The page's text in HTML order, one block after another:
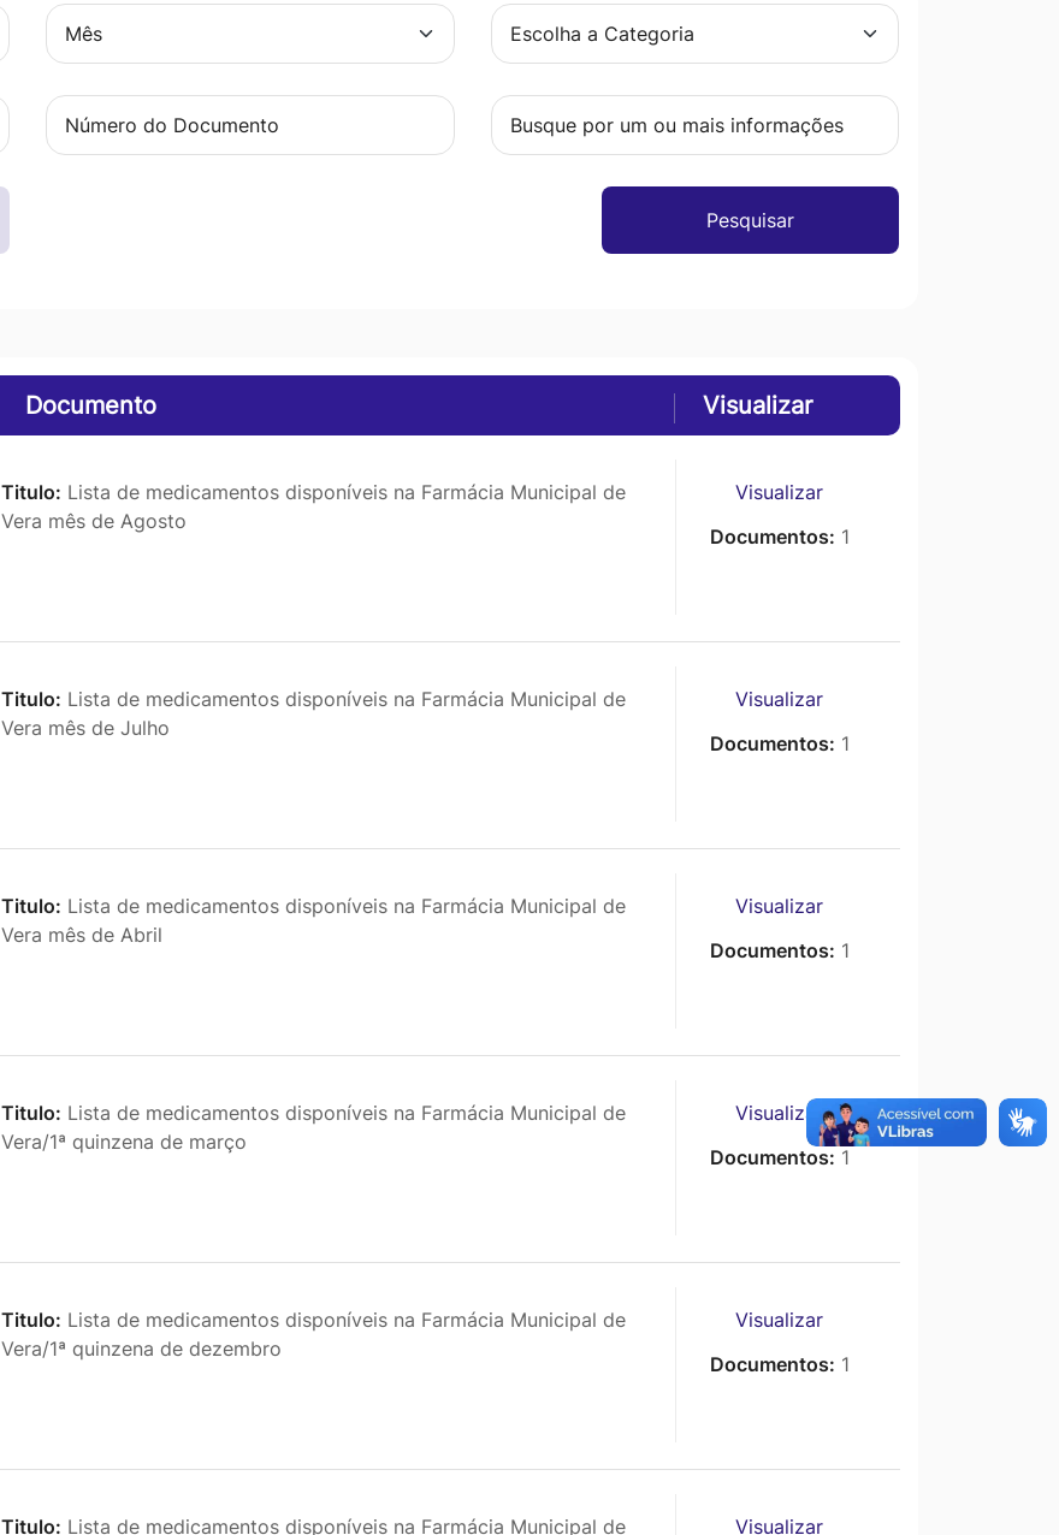
Pesquisar
Documento Visualizar
Titulo: Lista de medicamentos disponíveis na Farmácia Municipal de
Vera mês de Agosto
Visualizar
Documentos: 1
Titulo: Lista de medicamentos disponíveis na Farmácia Municipal de
Vera mês de Julho
Visualizar
Documentos: 1
Titulo: Lista de medicamentos disponíveis na Farmácia Municipal de
Vera mês de Abril
Visualizar
Documentos: 1
Titulo: Lista de medicamentos disponíveis na Farmácia Municipal de
Vera/1ª quinzena de março
Visualizar
Documentos: 1
Titulo: Lista de medicamentos disponíveis na Farmácia Municipal de
Vera/1ª quinzena de dezembro
Visualizar
Documentos: 1
Titulo: Lista de medicamentos disponíveis na Farmácia Municipal de
Visualizar